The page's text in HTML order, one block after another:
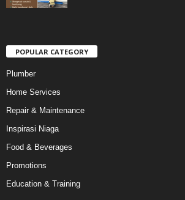
POPULAR CATEGORY
Plumber
Home Services
Repair & Maintenance
Inspirasi Niaga
Food & Beverages
Promotions
Education & Training